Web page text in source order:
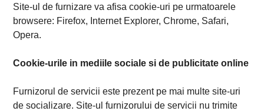
Site-ul de furnizare va afisa cookie-uri pe urmatoarele
browsere: Firefox, Internet Explorer, Chrome, Safari,
Opera.
Cookie-urile in mediile sociale si de publicitate online
Furnizorul de servicii este prezent pe mai multe site-uri
de socializare. Site-ul furnizorului de servicii nu trimite